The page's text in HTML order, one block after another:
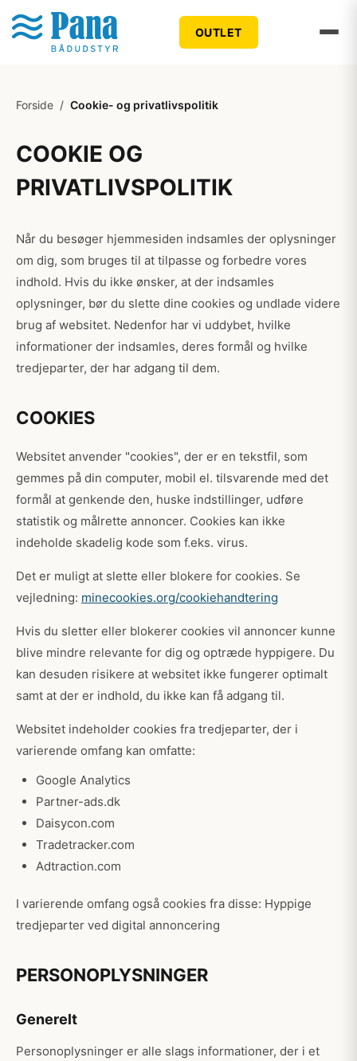
OUTLET
Forside / Cookie- og privatlivspolitik
COOKIE OG
PRIVATLIVSPOLITIK
Når du besøger hjemmesiden indsamles der oplysninger
om dig, som bruges til at tilpasse og forbedre vores
indhold. Hvis du ikke ønsker, at der indsamles
oplysninger, bør du slette dine cookies og undlade videre
brug af websitet. Nedenfor har vi uddybet, hvilke
informationer der indsamles, deres formål og hvilke
tredjeparter, der har adgang til dem.
COOKIES
Websitet anvender "cookies", der er en tekstfil, som
gemmes på din computer, mobil el. tilsvarende med det
formål at genkende den, huske indstillinger, udføre
statistik og målrette annoncer. Cookies kan ikke
indeholde skadelig kode som f.eks. virus.
Det er muligt at slette eller blokere for cookies. Se
vejledning: minecookies.org/cookiehandtering
Hvis du sletter eller blokerer cookies vil annoncer kunne
blive mindre relevante for dig og optræde hyppigere. Du
kan desuden risikere at websitet ikke fungerer optimalt
samt at der er indhold, du ikke kan få adgang til.
Websitet indeholder cookies fra tredjeparter, der i
varierende omfang kan omfatte:
Google Analytics
Partner-ads.dk
Daisycon.com
Tradetracker.com
Adtraction.com
I varierende omfang også cookies fra disse: Hyppige
tredjeparter ved digital annoncering
PERSONOPLYSNINGER
Generelt
Personoplysninger er alle slags informationer, der i et